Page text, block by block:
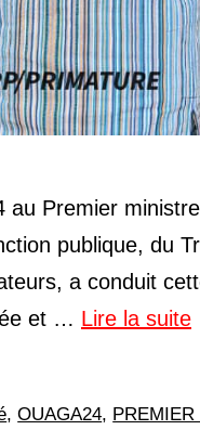
au Premier
publique, du
a conduit
et … Lire la suite
,OUAGA24,